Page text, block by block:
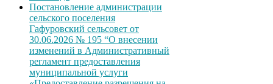
Постановление администрации
сельского поселения
Гафуровский сельсовет от
30.06.2026 № 195 “О внесении
изменений в Административный
регламент предоставления
муниципальной услуги